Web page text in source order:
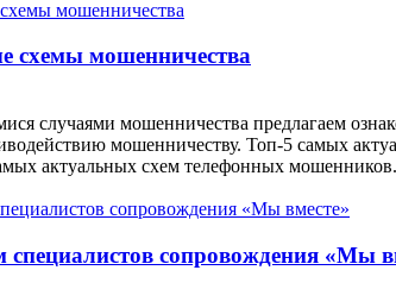
схемы мошенничества
случаями мошенничества предлагаем
мошенничеству. Топ-5 самых
актуальных схем телефонных
специалистов сопровождения «Мы